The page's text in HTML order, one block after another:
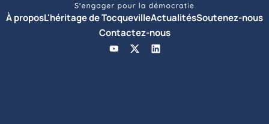
À proposL'héritage de TocquevilleActualitésSoutenez-nous
Contactez-nous